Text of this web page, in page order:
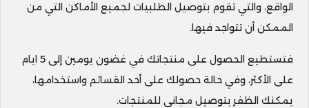
الواقع، والتي تقوم بتوصيل الطلبيات لجميع الأماكن التي من
الممكن أن تتواجد فيها.
فتستطيع الحصول على منتجاتك في غضون يومين إلى 5 ايام
على الأكثر، وفي حالة حصولك على أحد القسائم واستخدامها،
يمكنك الظفر بتوصيل مجاني للمنتجات.